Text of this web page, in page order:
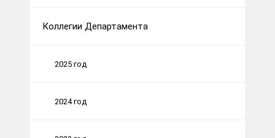
Коллегии Департамента
2025 год
2024 год